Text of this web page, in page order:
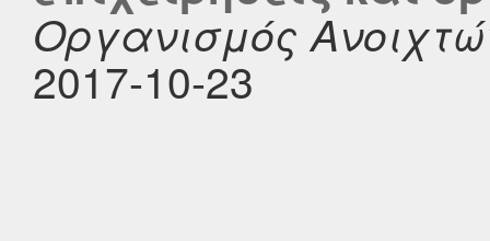
Οργανισμός
2017-10-23